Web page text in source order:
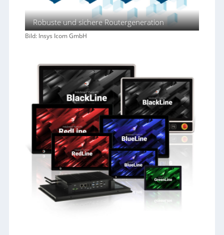
Robuste und sichere Routergeneration
Bild: Insys Icom GmbH